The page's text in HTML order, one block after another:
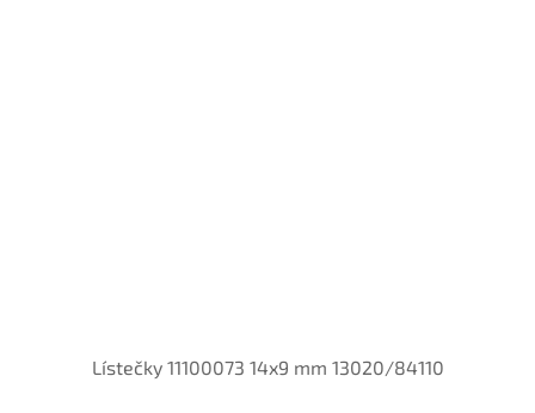
Lístečky 11100073 14x9 mm 13020/84110